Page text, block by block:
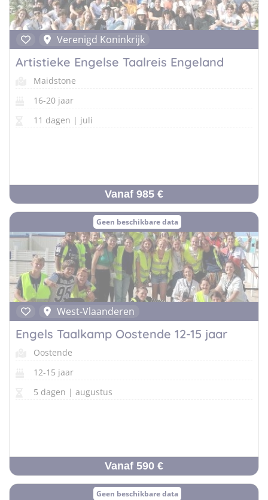
Verenigd Koninkrijk
Artistieke Engelse Taalreis Engeland
Maidstone
16-20 jaar
11 dagen | juli
Vanaf 985 €
Geen beschikbare data
West-Vlaanderen
Engels Taalkamp Oostende 12-15 jaar
Oostende
12-15 jaar
5 dagen | augustus
Vanaf 590 €
Geen beschikbare data